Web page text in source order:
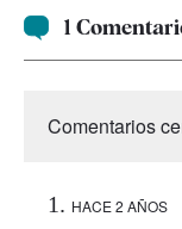
1
Comentarios
HACE 2 AÑOS